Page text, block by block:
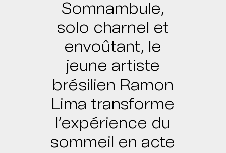
Somnambule,
solo charnel et
envoûtant, le
jeune artiste
brésilien Ramon
Lima transforme
l’expérience du
sommeil en acte